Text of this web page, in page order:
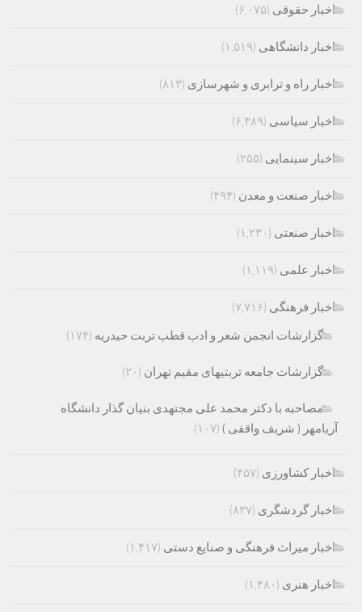
اخبار حقوقی (۶,۰۷۵)
اخبار دانشگاهی (۱,۵۱۹)
اخبار راه و ترابری و شهرسازی (۸۱۳)
اخبار سیاسی (۶,۳۸۹)
اخبار سینمایی (۲۵۵)
اخبار صنعت و معدن (۴۹۴)
اخبار صنعتی (۱,۲۳۰)
اخبار علمی (۱,۱۱۹)
اخبار فرهنگی (۷,۷۱۶)
گزارشات انجمن شعر و ادب قطب تربت حیدریه (۱۷۴)
گزارشات جامعه تربتیهای مقیم تهران (۲۰)
مصاحبه با دکتر محمد علی مجتهدی بنیان گذار دانشگاه
آریامهر ( شریف واقفی ) (۱۰۷)
اخبار کشاورزی (۴۵۷)
اخبار گردشگری (۸۳۷)
اخبار میراث فرهنگی و صنایع دستی (۱,۴۱۷)
اخبار هنری (۱,۴۸۰)